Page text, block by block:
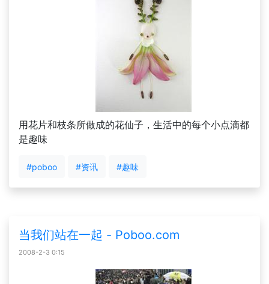
用花片和枝条所做成的花仙子，生活中的每个小点滴都
是趣味
#poboo #资讯 #趣味
当我们站在一起 - Poboo.com
2008-2-3 0:15